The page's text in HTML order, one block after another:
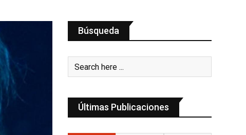
Búsqueda
Últimas Publicaciones